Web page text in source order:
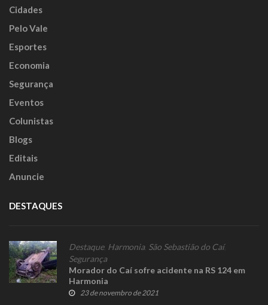
Cidades
Pelo Vale
Esportes
Economia
Segurança
Eventos
Colunistas
Blogs
Editais
Anuncie
DESTAQUES
Destaque, Harmonia, São Sebastião do Caí,
Segurança
Morador do Caí sofre acidente na RS 124 em
Harmonia
23 de novembro de 2021